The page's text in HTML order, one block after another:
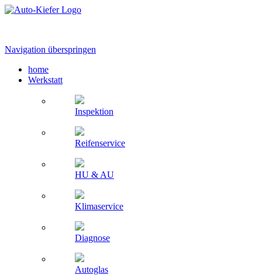
Navigation überspringen
home
Werkstatt
Inspektion
Reifenservice
HU & AU
Klimaservice
Diagnose
Autoglas